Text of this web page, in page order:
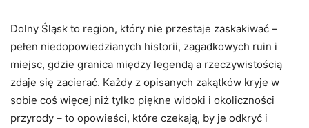
Dolny Śląsk to region, który nie przestaje zaskakiwać –
pełen niedopowiedzianych historii, zagadkowych ruin i
miejsc, gdzie granica między legendą a rzeczywistością
zdaje się zacierać. Każdy z opisanych zakątków kryje w
sobie coś więcej niż tylko piękne widoki i okoliczności
przyrody – to opowieści, które czekają, by je odkryć i